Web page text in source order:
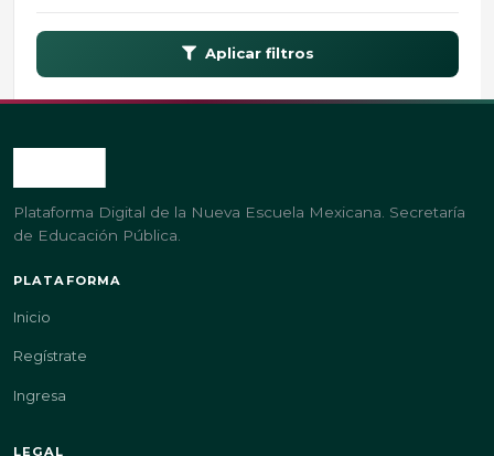
Aplicar filtros
Plataforma Digital de la Nueva Escuela Mexicana. Secretaría
de Educación Pública.
PLATAFORMA
Inicio
Regístrate
Ingresa
LEGAL